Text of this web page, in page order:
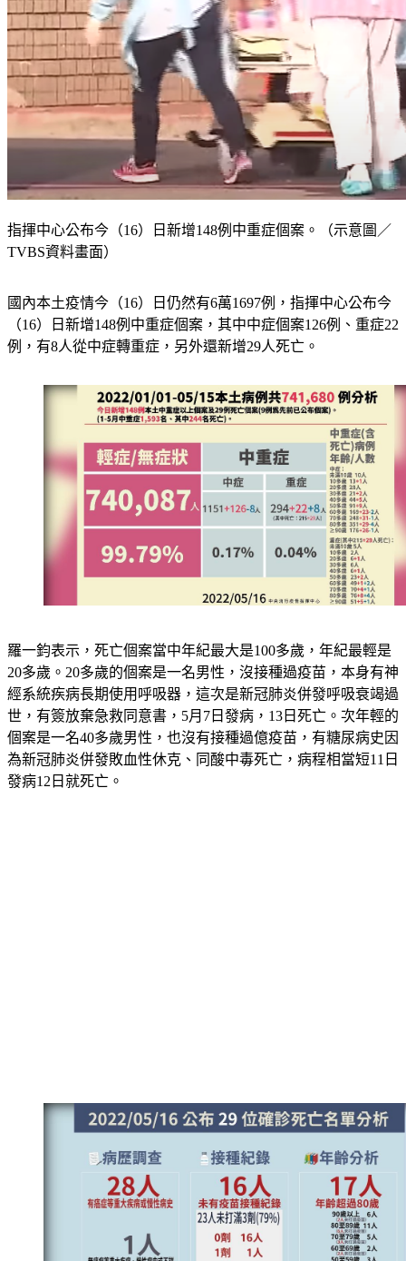
指揮中心公布今（16）日新增148例中重症個案。（示意圖／
TVBS資料畫面）
國內本土疫情今（16）日仍然有6萬1697例，指揮中心公布今
（16）日新增148例中重症個案，其中中症個案126例、重症22
例，有8人從中症轉重症，另外還新增29人死亡。
羅一鈞表示，死亡個案當中年紀最大是100多歲，年紀最輕是
20多歲。20多歲的個案是一名男性，沒接種過疫苗，本身有神
經系統疾病長期使用呼吸器，這次是新冠肺炎併發呼吸衰竭過
世，有簽放棄急救同意書，5月7日發病，13日死亡。次年輕的
個案是一名40多歲男性，也沒有接種過億疫苗，有糖尿病史因
為新冠肺炎併發敗血性休克、同酸中毒死亡，病程相當短11日
發病12日就死亡。